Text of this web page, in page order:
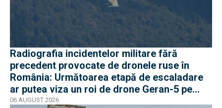
Radiografia incidentelor militare fără
precedent provocate de dronele ruse în
România: Următoarea etapă de escaladare
ar putea viza un roi de drone Geran-5 pe
direcția Galați-Reni
06 AUGUST 2026